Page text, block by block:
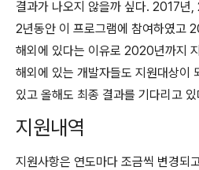
결과가 나오지 않을까 싶다. 2017년
2년동안 이 프로그램에 참여하였고
해외에 있다는 이유로 2020년까지
해외에 있는 개발자들도 지원대상이
있고 올해도 최종 결과를 기다리고 있
지원내역
지원사항은 연도마다 조금씩 변경되